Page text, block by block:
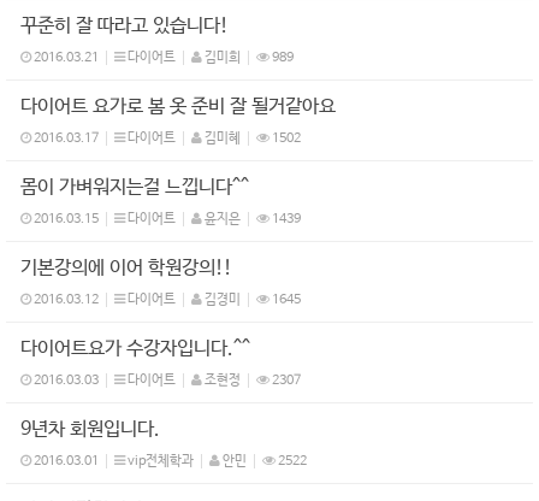
꾸준히 잘 따라고 있습니다!
2016.03.21 다이어트 김미희 989
다이어트 요가로 봄 옷 준비 잘 될거같아요
2016.03.17 다이어트 김미혜 1502
몸이 가벼워지는걸 느낍니다^^
2016.03.15 다이어트 윤지은 1439
기본강의에 이어 학원강의!!
2016.03.12 다이어트 김경미 1645
다이어트요가 수강자입니다.^^
2016.03.03 다이어트 조현정 2307
9년차 회원입니다.
2016.03.01 vip전체학과 안민 2522